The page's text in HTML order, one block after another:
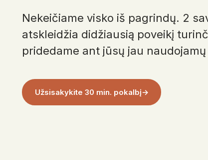
Nekeičiame visko iš pagrindų. 2
atskleidžia didžiausią poveikį
pridedame ant jūsų jau
Užsisakykite 30 min. pokalbį→